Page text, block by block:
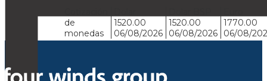
de
monedas
1520.00
06/08/2026
1520.00
06/08/2026
1770.00
06/08/